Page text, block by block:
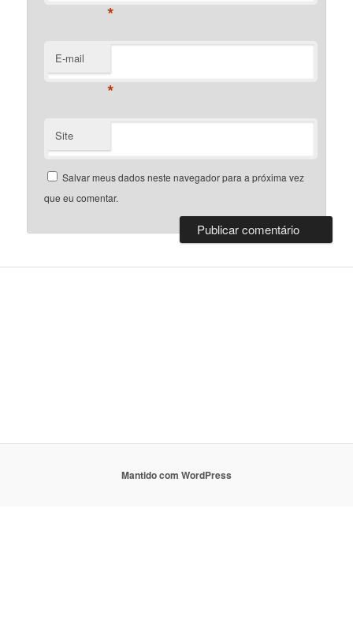
*
E-mail
*
Site
Salvar meus dados neste navegador para a próxima vez
que eu comentar.
Mantido com WordPress